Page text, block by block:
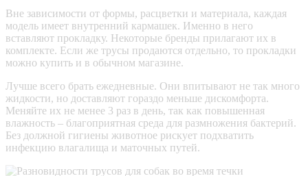
Вне зависимости от формы, расцветки и материала, каждая
модель имеет внутренний кармашек. Именно в него
вставляют прокладку. Некоторые бренды прилагают их в
комплекте. Если же трусы продаются отдельно, то прокладки
можно купить и в обычном магазине.
Лучше всего брать ежедневные. Они впитывают не так много
жидкости, но доставляют гораздо меньше дискомфорта.
Меняйте их не менее 3 раз в день, так как повышенная
влажность – благоприятная среда для размножения бактерий.
Без должной гигиены животное рискует подхватить
инфекцию влагалища и маточных путей.